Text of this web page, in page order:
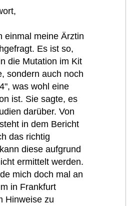
einmal meine Ärztin
Es ist so,
die Mutation im Kit
sondern auch noch
was wohl eine
ist. Sie sagte, es
darüber. Von
in dem Bericht
das richtig
diese aufgrund
ermittelt werden.
mich doch mal an
in Frankfurt
Hinweise zu